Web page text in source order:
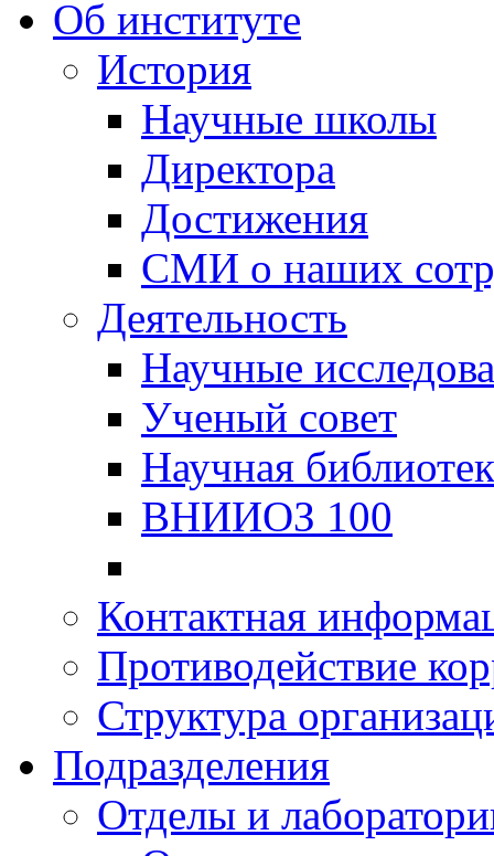
Об институте
История
Научные школы
Директора
Достижения
СМИ о наших
Деятельность
Научные
Ученый совет
Научная
ВНИИОЗ 100
Контактная
Противодействие
Структура
Подразделения
Отделы и